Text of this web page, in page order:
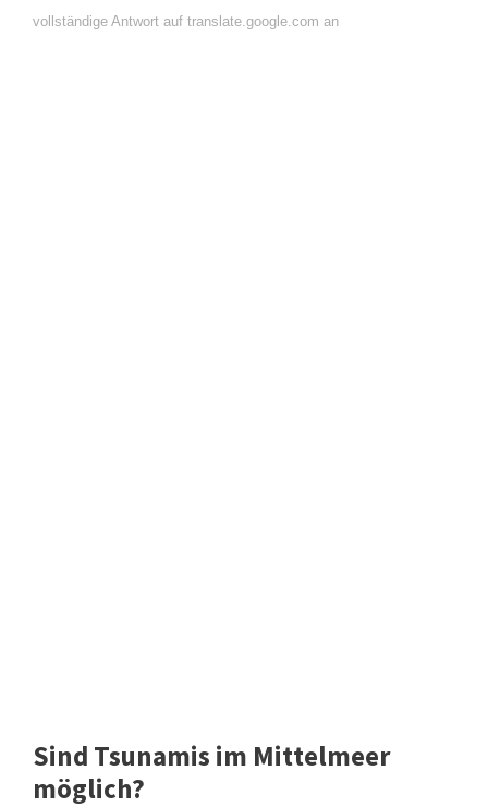
vollständige Antwort auf translate.google.com an
Sind Tsunamis im Mittelmeer
möglich?